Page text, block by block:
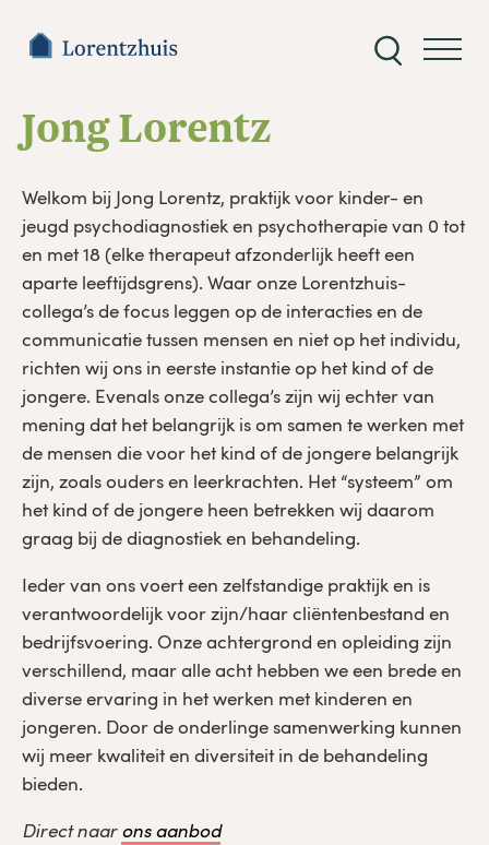
Zoeken
Jong Lorentz
Welkom bij Jong Lorentz, praktijk voor kinder- en
jeugd psychodiagnostiek en psychotherapie van 0 tot
en met 18 (elke therapeut afzonderlijk heeft een
aparte leeftijdsgrens). Waar onze Lorentzhuis-
collega’s de focus leggen op de interacties en de
communicatie tussen mensen en niet op het individu,
richten wij ons in eerste instantie op het kind of de
jongere. Evenals onze collega’s zijn wij echter van
mening dat het belangrijk is om samen te werken met
de mensen die voor het kind of de jongere belangrijk
zijn, zoals ouders en leerkrachten. Het “systeem” om
het kind of de jongere heen betrekken wij daarom
graag bij de diagnostiek en behandeling.
Ieder van ons voert een zelfstandige praktijk en is
verantwoordelijk voor zijn/haar cliëntenbestand en
bedrijfsvoering. Onze achtergrond en opleiding zijn
verschillend, maar alle acht hebben we een brede en
diverse ervaring in het werken met kinderen en
jongeren. Door de onderlinge samenwerking kunnen
wij meer kwaliteit en diversiteit in de behandeling
bieden.
Direct naar ons aanbod